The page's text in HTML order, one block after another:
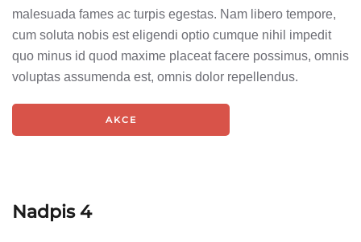
malesuada fames ac turpis egestas. Nam libero tempore,
cum soluta nobis est eligendi optio cumque nihil impedit
quo minus id quod maxime placeat facere possimus, omnis
voluptas assumenda est, omnis dolor repellendus.
AKCE
Nadpis 4